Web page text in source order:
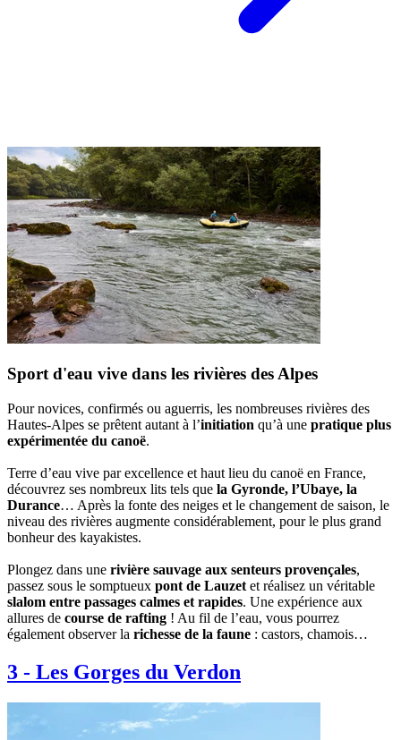
Sport d'eau vive dans les rivières des Alpes
Pour novices, confirmés ou aguerris, les nombreuses rivières des
Hautes-Alpes se prêtent autant à l’initiation qu’à une pratique plus
expérimentée du canoë.
Terre d’eau vive par excellence et haut lieu du canoë en France,
découvrez ses nombreux lits tels que la Gyronde, l’Ubaye, la
Durance… Après la fonte des neiges et le changement de saison, le
niveau des rivières augmente considérablement, pour le plus grand
bonheur des kayakistes.
Plongez dans une rivière sauvage aux senteurs provençales,
passez sous le somptueux pont de Lauzet et réalisez un véritable
slalom entre passages calmes et rapides. Une expérience aux
allures de course de rafting ! Au fil de l’eau, vous pourrez
également observer la richesse de la faune : castors, chamois…
3 - Les Gorges du Verdon